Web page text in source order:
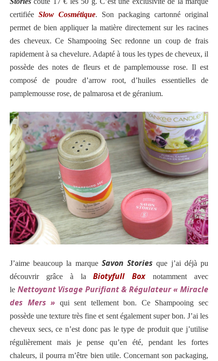
certifiée Slow Cosmétique. Son packaging cartonné original
permet de bien appliquer la matière directement sur les racines
des cheveux. Ce Shampooing Sec redonne un coup de frais
rapidement à sa chevelure. Adapté à tous les types de cheveux, il
possède des notes de fleurs et de pamplemousse rose. Il est
composé de poudre d’arrow root, d’huiles essentielles de
pamplemousse rose, de palmarosa et de géranium.
J’aime beaucoup la marque Savon Stories que j’ai déjà pu
découvrir grâce à laBiotyfull Box notamment avec
le Nettoyant Visage Purifiant & Régulateur « Miracle
des Mers » qui sent tellement bon. Ce Shampooing sec
possède une texture très fine et sent également super bon. J’ai les
cheveux secs, ce n’est donc pas le type de produit que j’utilise
régulièrement mais je pense qu’en été, pendant les fortes
chaleurs, il pourra m’être bien utile. Concernant son packaging,